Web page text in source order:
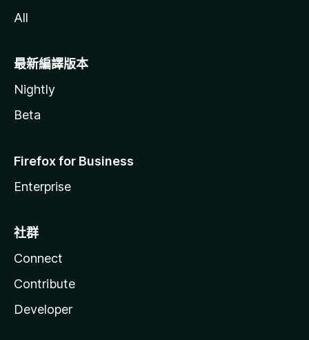
All
最新編譯版本
Nightly
Beta
Firefox for Business
Enterprise
社群
Connect
Contribute
Developer